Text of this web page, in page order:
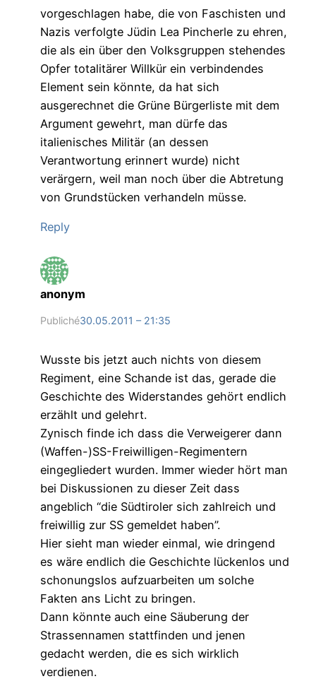
vorgeschlagen habe, die von Faschisten und
Nazis verfolgte Jüdin Lea Pincherle zu ehren,
die als ein über den Volksgruppen stehendes
Opfer totalitärer Willkür ein verbindendes
Element sein könnte, da hat sich
ausgerechnet die Grüne Bürgerliste mit dem
Argument gewehrt, man dürfe das
italienisches Militär (an dessen
Verantwortung erinnert wurde) nicht
verärgern, weil man noch über die Abtretung
von Grundstücken verhandeln müsse.
Reply
anonym
Publiché30.05.2011 – 21:35
Wusste bis jetzt auch nichts von diesem
Regiment, eine Schande ist das, gerade die
Geschichte des Widerstandes gehört endlich
erzählt und gelehrt.
Zynisch finde ich dass die Verweigerer dann
(Waffen-)SS-Freiwilligen-Regimentern
eingegliedert wurden. Immer wieder hört man
bei Diskussionen zu dieser Zeit dass
angeblich “die Südtiroler sich zahlreich und
freiwillig zur SS gemeldet haben”.
Hier sieht man wieder einmal, wie dringend
es wäre endlich die Geschichte lückenlos und
schonungslos aufzuarbeiten um solche
Fakten ans Licht zu bringen.
Dann könnte auch eine Säuberung der
Strassennamen stattfinden und jenen
gedacht werden, die es sich wirklich
verdienen.